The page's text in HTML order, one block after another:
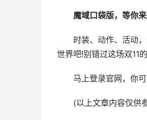
魔域口袋版，等你来
时装、动作、活动，
世界吧!别错过这场双11
马上登录官网，你可
(以上文章内容仅供参